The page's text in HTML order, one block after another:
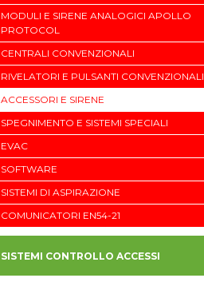
MODULI E SIRENE ANALOGICI APOLLO
PROTOCOL
CENTRALI CONVENZIONALI
RIVELATORI E PULSANTI CONVENZIONALI
ACCESSORI E SIRENE
SPEGNIMENTO E SISTEMI SPECIALI
EVAC
SOFTWARE
SISTEMI DI ASPIRAZIONE
COMUNICATORI EN54-21
SISTEMI CONTROLLO ACCESSI